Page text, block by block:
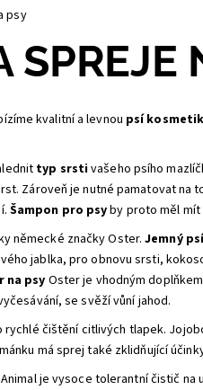
psy
SPREJE
kvalitní a levnou psí
typ srstivašeho psího
Zároveň je nutné pamatovat na
Šampon pro psyby proto měl mít
německé značky Oster.Jemný
jablka, pro obnovu srsti,
na psyOster je vhodným
se svěží vůní jahod.
čištění citlivých tlapek.
má sprej také zklidňující
je vysoce tolerantní čistič na